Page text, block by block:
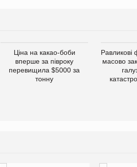
Ціна на какао-боби
вперше за півроку
перевищила $5000 за
тонну
Равликові
масово